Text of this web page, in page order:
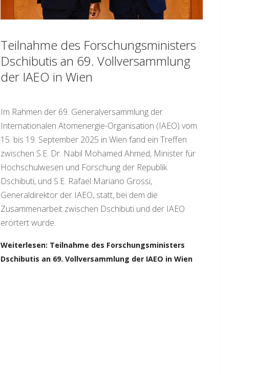
Teilnahme des Forschungsministers
Dschibutis an 69. Vollversammlung
der IAEO in Wien
Im Rahmen der 69. Generalversammlung der
Internationalen Atomenergie-Organisation (IAEO) vom
15. bis 19. September 2025 in Wien fand ein Treffen
zwischen S.E. Dr. Nabil Mohamed Ahmed, Minister für
Hochschulwesen und Forschung der Republik
Dschibuti, und S.E. Rafael Mariano Grossi,
Generaldirektor der IAEO, statt, bei dem die
Zusammenarbeit zwischen Dschibuti und der IAEO
erörtert wurde.
Weiterlesen: Teilnahme des Forschungsministers
Dschibutis an 69. Vollversammlung der IAEO in Wien